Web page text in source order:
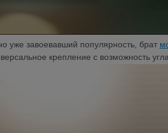
уже завоевавший популярность, брат
крепление с возможность